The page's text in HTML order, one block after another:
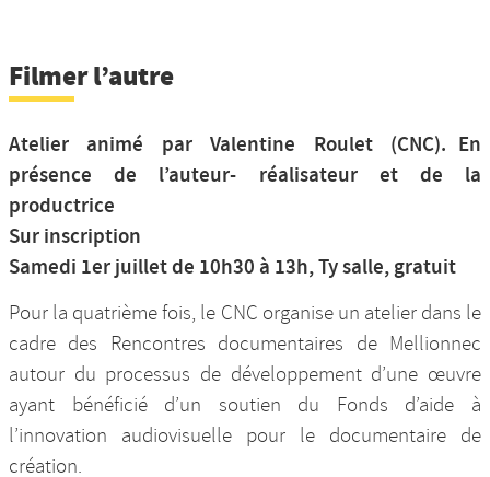
Filmer l’autre
Atelier animé par Valentine Roulet (CNC). En
présence de l’auteur- réalisateur et de la
productrice
Sur inscription
Samedi 1er juillet de 10h30 à 13h, Ty salle, gratuit
Pour la quatrième fois, le CNC organise un atelier dans le
cadre des Rencontres documentaires de Mellionnec
autour du processus de développement d’une œuvre
ayant bénéficié d’un soutien du Fonds d’aide à
l’innovation audiovisuelle pour le documentaire de
création.